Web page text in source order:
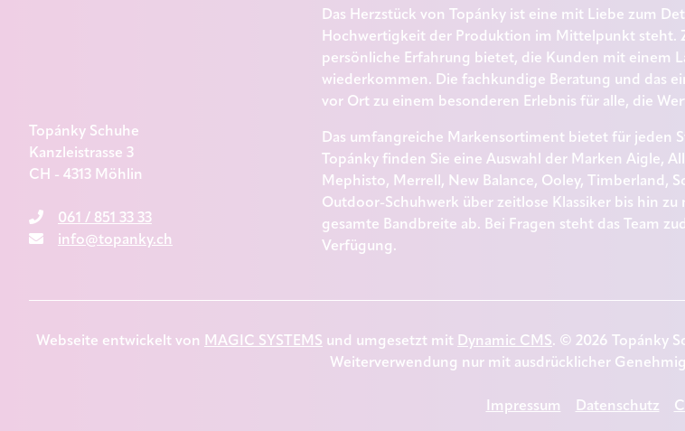
Topánky Schuhe
Kanzleistrasse 3
CH - 4313 Möhlin
061 / 851 33 33
info@topanky.ch
Das Herzstück von Topánky ist eine mit Liebe zum
Hochwertigkeit der Produktion im Mittelpunkt steht.
persönliche Erfahrung bietet, die Kunden mit einem
wiederkommen. Die fachkundige Beratung und das
vor Ort zu einem besonderen Erlebnis für alle, die
Das umfangreiche Markensortiment bietet für jeden
Topánky finden Sie eine Auswahl der Marken Aigle,
Mephisto, Merrell, New Balance, Ooley, Timberland,
Outdoor-Schuhwerk über zeitlose Klassiker bis hin
gesamte Bandbreite ab. Bei Fragen steht das Team
Verfügung.
Webseite entwickelt von MAGIC SYSTEMS und umgesetzt mit Dynamic CMS. © 2026 Topánky
Weiterverwendung nur mit ausdrücklicher
Impressum Datenschutz